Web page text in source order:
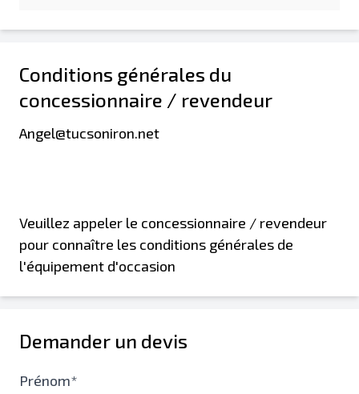
Conditions générales du
concessionnaire / revendeur
Angel@tucsoniron.net
Veuillez appeler le concessionnaire / revendeur
pour connaître les conditions générales de
l'équipement d'occasion
Demander un devis
Prénom*